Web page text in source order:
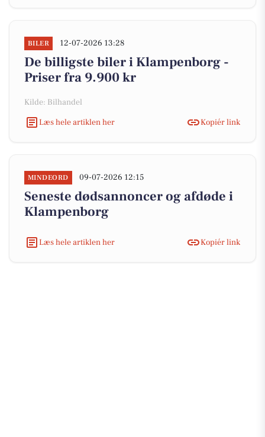
BILER 12-07-2026 13:28
De billigste biler i Klampenborg -
Priser fra 9.900 kr
Kilde: Bilhandel
Læs hele artiklen her
Kopiér link
MINDEORD 09-07-2026 12:15
Seneste dødsannoncer og afdøde i
Klampenborg
Læs hele artiklen her Kopiér link